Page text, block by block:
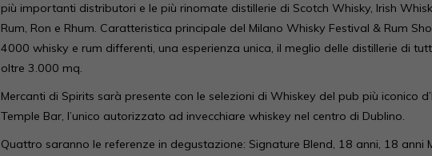
più importanti distributori e le più rinomate distillerie di Scotch Whisky, Irish
Rum, Ron e Rhum. Caratteristica principale del Milano Whisky Festival & Rum
4000 whisky e rum differenti, una esperienza unica, il meglio delle distillerie di
oltre 3.000 mq.
Mercanti di Spirits sarà presente con le selezioni di Whiskey del pub più iconico
Temple Bar, l’unico autorizzato ad invecchiare whiskey nel centro di Dublino.
Quattro saranno le referenze in degustazione: Signature Blend, 18 anni, 18 anni